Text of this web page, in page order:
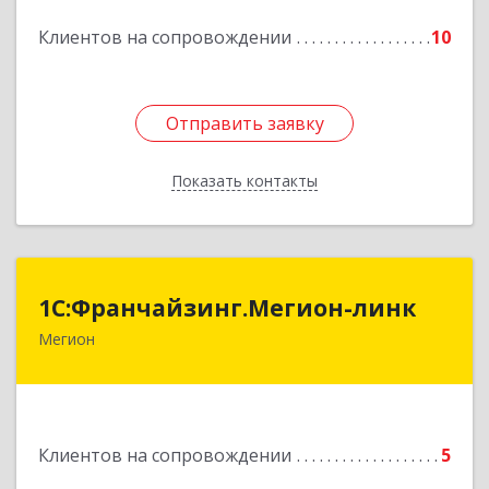
Клиентов на сопровождении 10
Отправить заявку
Показать контакты
Подробнее
Отправить заявку
Назад
1С:Франчайзинг.Мегион-линк
Мегион
Клиентов на сопровождении 5
1С:Франчайзинг.Мегион-линк